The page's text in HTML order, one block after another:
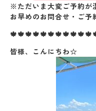
※ただいま大変ご予約が
お早めのお問合せ・ご
皆様、こんにちわ☆